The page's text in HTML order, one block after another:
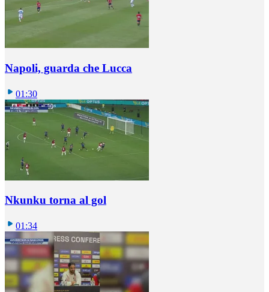
Napoli, guarda che Lucca
01:30
Nkunku torna al gol
01:34